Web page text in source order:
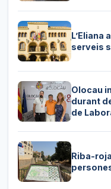
L’Eliana
serveis
Olocau
durant
de
Riba-